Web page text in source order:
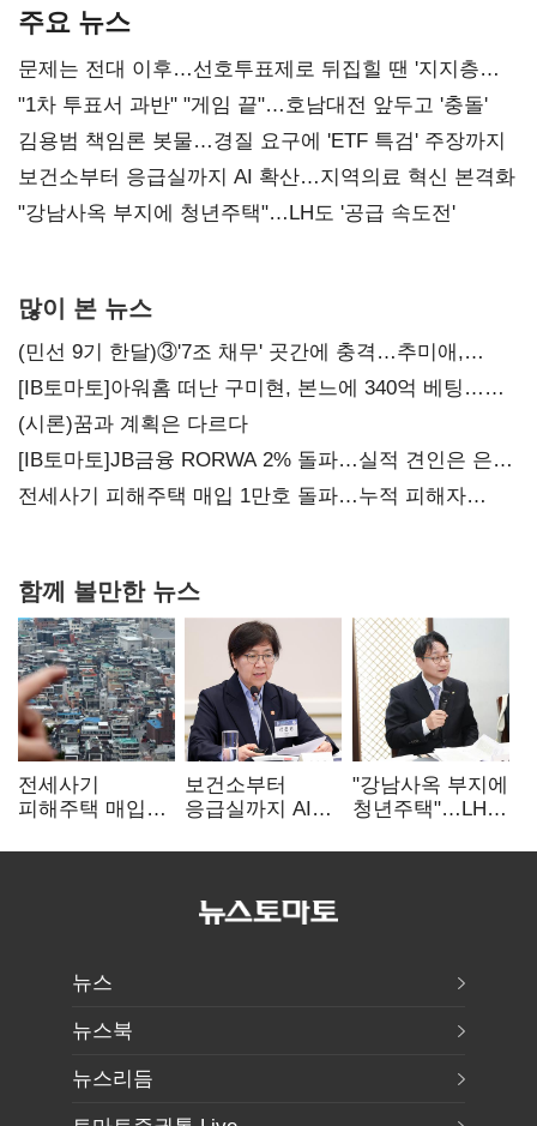
주요 뉴스
문제는 전대 이후…선호투표제로 뒤집힐 땐 '지지층
불복'
"1차 투표서 과반" "게임 끝"…호남대전 앞두고 '충돌'
김용범 책임론 봇물…경질 요구에 'ETF 특검' 주장까지
보건소부터 응급실까지 AI 확산…지역의료 혁신 본격화
"강남사옥 부지에 청년주택"…LH도 '공급 속도전'
많이 본 뉴스
(민선 9기 한달)③'7조 채무' 곳간에 충격…추미애,
20년만에 '비상재정' 선언 승부수
[IB토마토]아워홈 떠난 구미현, 본느에 340억 베팅…
가족 지배체제 구축
(시론)꿈과 계획은 다르다
[IB토마토]JB금융 RORWA 2% 돌파…실적 견인은 은행
아닌 캐피탈
전세사기 피해주택 매입 1만호 돌파…누적 피해자
함께 볼만한 뉴스
전세사기
피해주택 매입
누적 피해자
보건소부터
응급실까지 AI
혁신 본격화
"강남사옥 부지에
청년주택"…LH도
뉴스
뉴스북
뉴스리듬